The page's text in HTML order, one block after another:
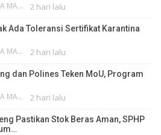
NANDA RIZKA MAHENDRA 2 hari lalu
Ada Toleransi Sertifikat Karantina
NANDA RIZKA MAHENDRA 2 hari lalu
dan Polines Teken MoU, Program
NANDA RIZKA MAHENDRA 2 hari lalu
Pastikan Stok Beras Aman, SPHP